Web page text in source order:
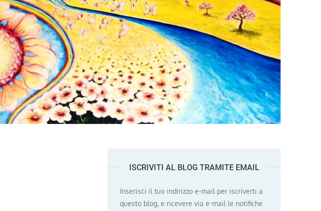
ISCRIVITI AL BLOG TRAMITE EMAIL
Inserisci il tuo indirizzo e-mail per iscriverti a
questo blog, e ricevere via e-mail le notifiche